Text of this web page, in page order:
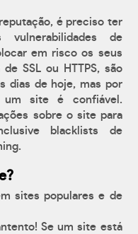
é preciso ter
vulnerabilidades de
em risco os seus
SSL ou HTTPS, são
dias de hoje, mas por
site é confiável.
sobre o site para
blacklists de
sites populares e de
Se um site está